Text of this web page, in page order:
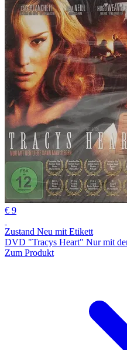
€ 9
Zustand Neu mit Etikett
DVD "Tracys Heart" Nur mit
Zum Produkt